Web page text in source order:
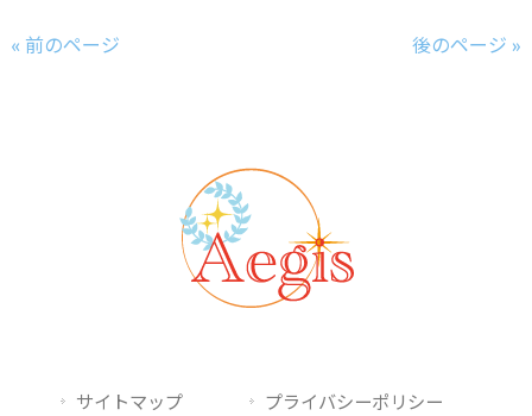
« 前のページ 後のページ »
サイトマップ プライバシーポリシー